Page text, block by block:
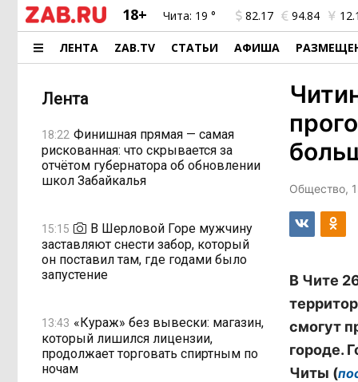
18+ Чита: 19 ° 82.17 94.84
ЛЕНТА ZAB.TV СТАТЬИ АФИША
Лента
18:22 Финишная прямая — самая
рискованная: что скрывается за
отчётом губернатора об обновлении
школ Забайкалья
15:15
В Шерловой Горе мужчину
заставляют снести забор, который
он поставил там, где годами было
запустение
13:43 «Кураж» без вывески: магазин,
который лишился лицензии,
продолжает торговать спиртным по
ночам
Общество,
В Чите
смогут
городе.
Читы (